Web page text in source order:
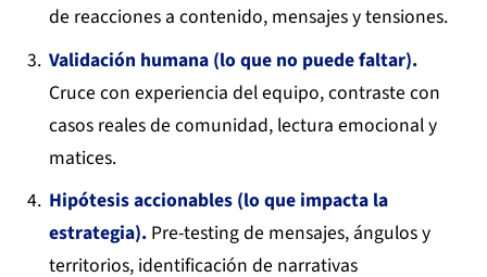
de reacciones a contenido, mensajes y tensiones.
Validación humana (lo que no puede faltar).
Cruce con experiencia del equipo, contraste con
casos reales de comunidad, lectura emocional y
matices.
Hipótesis accionables (lo que impacta la
estrategia).Pre-testing de mensajes, ángulos y
territorios, identificación de narrativas